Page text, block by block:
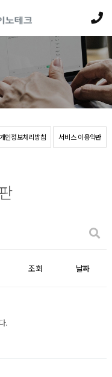
개인정보처리방침 서비스 이용약관
조회 날짜
.